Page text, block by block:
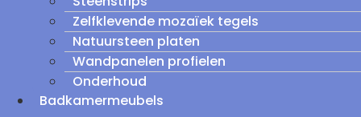
Zelfklevende mozaïek tegels
Natuursteen platen
Wandpanelen profielen
Onderhoud
Badkamermeubels